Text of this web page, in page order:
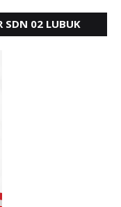
SDN 02 LUBUK